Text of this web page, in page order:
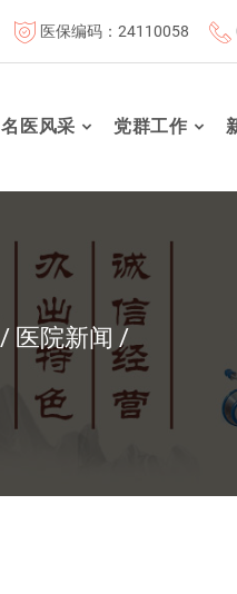
北京航天总医院联体成员单位
医保编码：24110058
名医风采 党群工作
医院新闻